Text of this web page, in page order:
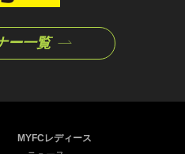
ー一覧
MYFCレディース